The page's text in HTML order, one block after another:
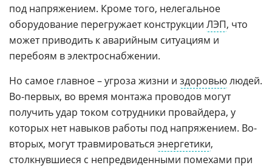
под напряжением. Кроме того, нелегальное
оборудование перегружает конструкции ЛЭП, что
может приводить к аварийным ситуациям и
перебоям в электроснабжении.
Но самое главное – угроза жизни и здоровьюлюдей.
Во-первых, во время монтажа проводов могут
получить удар током сотрудники провайдера, у
которых нет навыков работы под напряжением. Во-
вторых, могут травмироваться энергетики,
столкнувшиеся с непредвиденными помехами при